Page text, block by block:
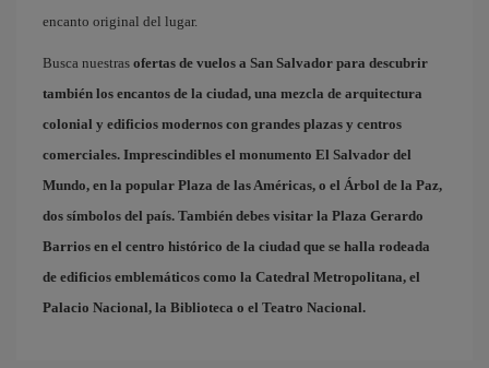
encanto original del lugar.
Busca nuestras ofertas de vuelos a San Salvador para descubrir
también los encantos de la ciudad, una mezcla de arquitectura
colonial y edificios modernos con grandes plazas y centros
comerciales. Imprescindibles el monumento El Salvador del
Mundo, en la popular Plaza de las Américas, o el Árbol de la Paz,
dos símbolos del país. También debes visitar la Plaza Gerardo
Barrios en el centro histórico de la ciudad que se halla rodeada
de edificios emblemáticos como la Catedral Metropolitana, el
Palacio Nacional, la Biblioteca o el Teatro Nacional.